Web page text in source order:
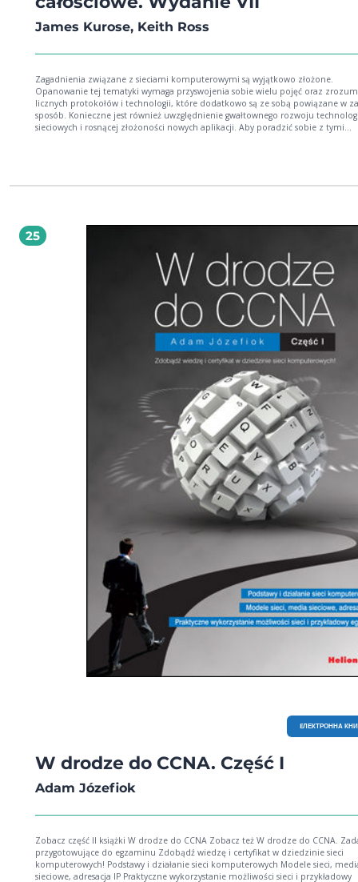
James Kurose, Keith Ross
Zagadnienia związane z sieciami komputerowymi są wyjątkowo złożone.
Opanowanie tej tematyki wymaga przyswojenia sobie wielu pojęć oraz
licznych protokołów i technologii, które dodatkowo są ze sobą powiązane w
sposób. Konieczne jest również uwzględnienie gwałtownego rozwoju
sieciowych i rosnącej złożoności nowych aplikacji. Aby poradzić sobie z tymi
prezentowania jako pierwszej warstwy aplikacji, a następnie kolejnych, niższych
także fundamentalne zasady budowy i działania sieci oraz informacje o
podstawowych problemach sieciowych i metodach ich rozwiązywania. W
podręcznik pozwala na zdobycie gruntownej wiedzy, umożliwiającej
niemal każdej technologii sieciowej. W tej książce między innymi: warstwowość
routerów i sterowanie logiką warstwy sieciowej bezpieczeństwo sieci administrowanie
siecią Aplikacje sieciowe, protokoły, internet — wszystko, co musisz wiedzieć.
25
EЛЕКТРОННА
W drodze do CCNA. Część I
Adam Józefiok
Zobacz część II książki W drodze do CCNA Zobacz też W drodze do CCNA.
przygotowujące do egzaminu Zdobądź wiedzę i certyfikat w dziedzinie sieci
komputerowych! Podstawy i działanie sieci komputerowych Modele sieci, media
sieciowe, adresacja IP Praktyczne wykorzystanie możliwości sieci i przykładowy